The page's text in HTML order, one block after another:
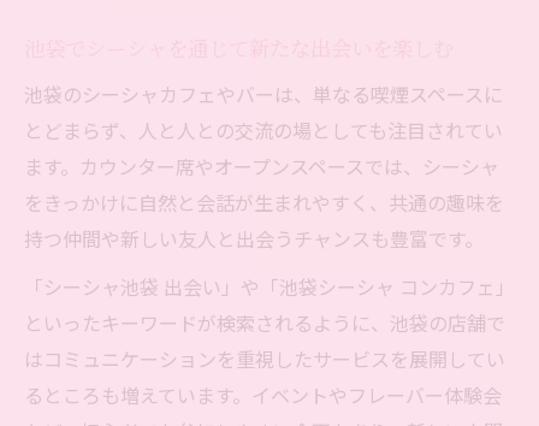
池袋のシーシャカフェやバーは、単なる喫煙スペースに
とどまらず、人と人との交流の場としても注目されてい
ます。カウンター席やオープンスペースでは、シーシャ
をきっかけに自然と会話が生まれやすく、共通の趣味を
持つ仲間や新しい友人と出会うチャンスも豊富です。
「シーシャ池袋 出会い」や「池袋シーシャ コンカフェ」
といったキーワードが検索されるように、池袋の店舗で
はコミュニケーションを重視したサービスを展開してい
るところも増えています。イベントやフレーバー体験会